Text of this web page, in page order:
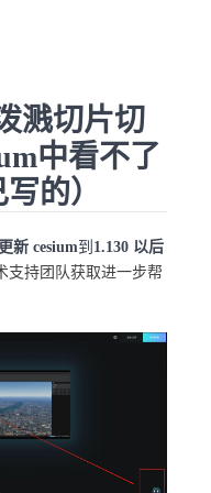
溅切片切
中看不了
的）
更新 cesium到 1.130 以后
支持团队获取进一步帮